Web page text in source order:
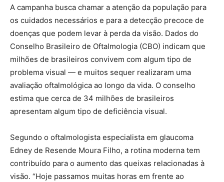
A campanha busca chamar a atenção da população para
os cuidados necessários e para a detecção precoce de
doenças que podem levar à perda da visão. Dados do
Conselho Brasileiro de Oftalmologia (CBO) indicam que
milhões de brasileiros convivem com algum tipo de
problema visual — e muitos sequer realizaram uma
avaliação oftalmológica ao longo da vida. O conselho
estima que cerca de 34 milhões de brasileiros
apresentam algum tipo de deficiência visual.
Segundo o oftalmologista especialista em glaucoma
Edney de Resende Moura Filho, a rotina moderna tem
contribuído para o aumento das queixas relacionadas à
visão. “Hoje passamos muitas horas em frente ao